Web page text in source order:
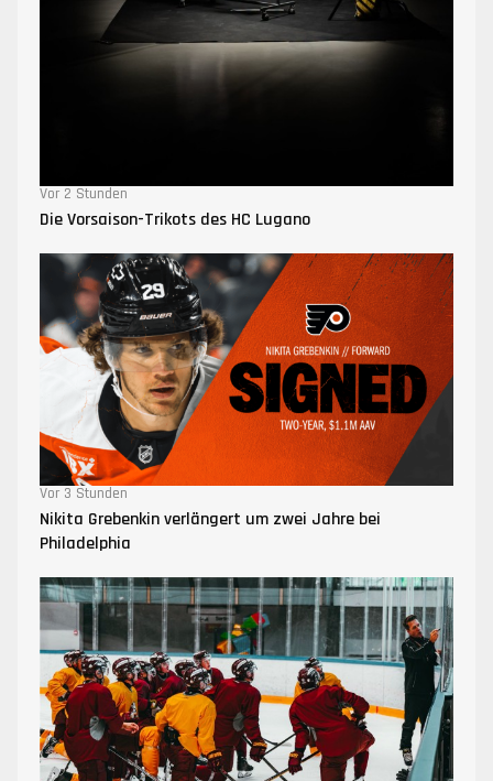
Vor 2 Stunden
Die Vorsaison-Trikots des HC Lugano
Vor 3 Stunden
Nikita Grebenkin verlängert um zwei Jahre bei
Philadelphia